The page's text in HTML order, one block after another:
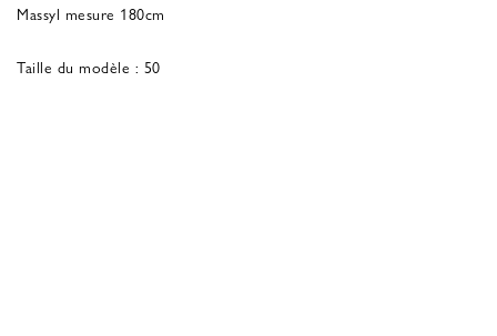
Massyl mesure 180cm
Taille du modèle : 50